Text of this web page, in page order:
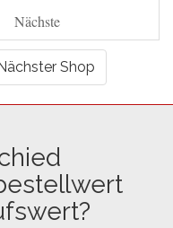
Nächste
Shop